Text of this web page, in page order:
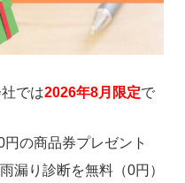
では2026年8月限定で
の商品券プレゼント
漏り診断を無料（0円）